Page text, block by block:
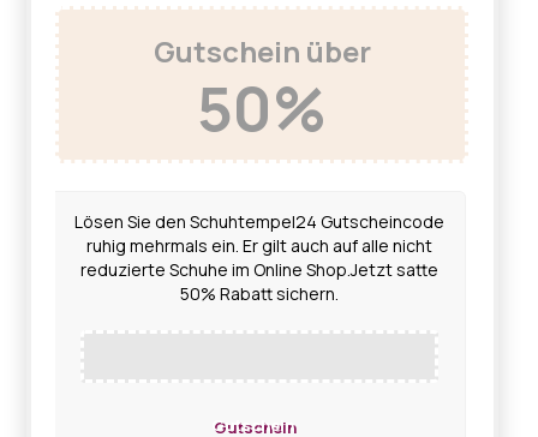
Gutschein über
50%
Lösen Sie den Schuhtempel24 Gutscheincode
ruhig mehrmals ein. Er gilt auch auf alle nicht
reduzierte Schuhe im Online Shop.Jetzt satte
50% Rabatt sichern.
Gutschein